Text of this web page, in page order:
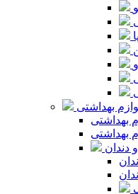
بهداشتی
بهداشتی
بهداشتی
دندان